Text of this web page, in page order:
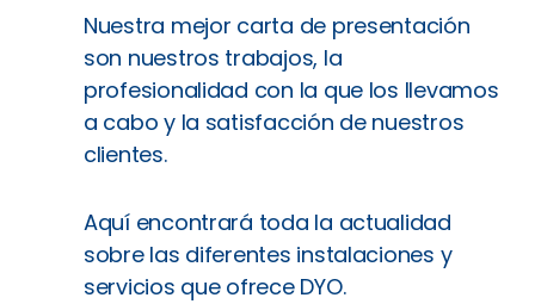
Nuestra mejor carta de presentación
son nuestros trabajos, la
profesionalidad con la que los llevamos
a cabo y la satisfacción de nuestros
clientes.
Aquí encontrará toda la actualidad
sobre las diferentes instalaciones y
servicios que ofrece DYO.